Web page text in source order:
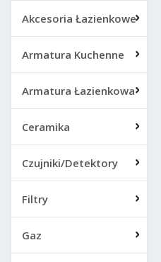
Akcesoria Łazienkowe
Armatura Kuchenne
Armatura Łazienkowa
Ceramika
Czujniki/Detektory
Filtry
Gaz